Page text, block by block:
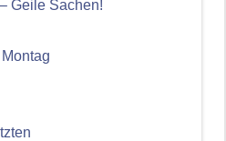
Geile Sachen!